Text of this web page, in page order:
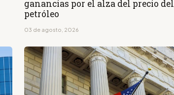
ganancias por el alza del precio del
petróleo
03 de agosto, 2026